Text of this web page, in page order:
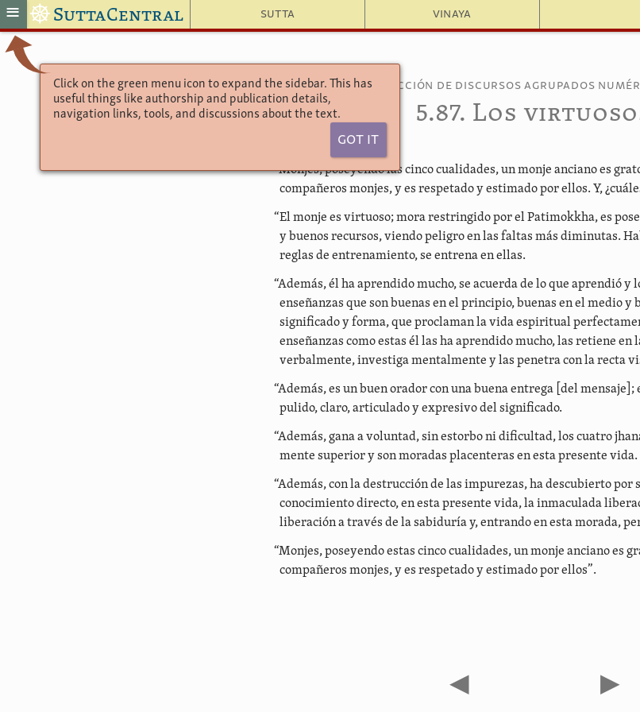
Sutta Vinaya
≡ ☸ SuttaCentral
Click on the green menu icon to expand the sidebar. This has
useful things like authorship and publication details,
navigation links, tools, and discussions about the text.
Got It
Colección de discursos agrupados
5.87. Los
“Monjes, poseyendo las cinco cualidades, un monje anciano es
compañeros monjes, y es respetado y estimado por ellos. Y,
“El monje es virtuoso; mora restringido por el Patimokkha, es
y buenos recursos, viendo peligro en las faltas más diminutas.
reglas de entrenamiento, se entrena en ellas.
“Además, él ha aprendido mucho, se acuerda de lo que aprendió y
enseñanzas que son buenas en el principio, buenas en el medio y
significado y forma, que proclaman la vida espiritual
enseñanzas como estas él las ha aprendido mucho, las retiene en
verbalmente, investiga mentalmente y las penetra con la recta
“Además, es un buen orador con una buena entrega [del mensaje];
pulido, claro, articulado y expresivo del significado.
“Además, gana a voluntad, sin estorbo ni dificultad, los cuatro
mente superior y son moradas placenteras en esta presente vida.
“Además, con la destrucción de las impurezas, ha descubierto por
conocimiento directo, en esta presente vida, la inmaculada
liberación a través de la sabiduría y, entrando en esta morada,
“Monjes, poseyendo estas cinco cualidades, un monje anciano es
compañeros monjes, y es respetado y estimado por ellos”.
◀ ▶